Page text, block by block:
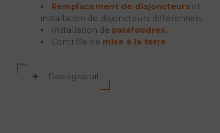
Remplacement de disjoncteurset
installation de disjoncteurs différentiels,
Installation de parafoudres,
Contrôle de mise à la terre.
Devis gratuit